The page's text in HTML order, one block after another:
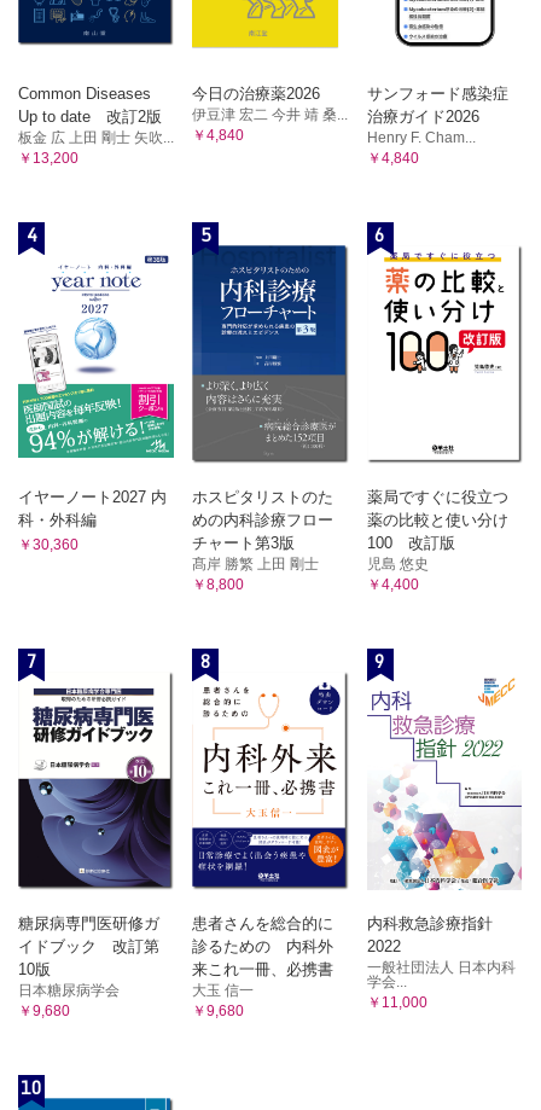
Common Diseases
Up to date 改訂2版
板金 広 上田 剛士 矢吹...
￥13,200
今日の治療薬2026
伊豆津 宏二 今井 靖 桑...
￥4,840
サンフォード感染症
治療ガイド2026
Henry F. Cham...
￥4,840
4
イヤーノート2027 内
科・外科編
￥30,360
5
ホスピタリストのた
めの内科診療フロー
チャート第3版
髙岸 勝繁 上田 剛士
￥8,800
6
薬局ですぐに役立つ
薬の比較と使い分け
100 改訂版
児島 悠史
￥4,400
7
糖尿病専門医研修ガ
イドブック 改訂第
10版
日本糖尿病学会
￥9,680
8
患者さんを総合的に
診るための 内科外
来これ一冊、必携書
大玉 信一
￥9,680
9
内科救急診療指針
2022
一般社団法人 日本内科
学会...
￥11,000
10